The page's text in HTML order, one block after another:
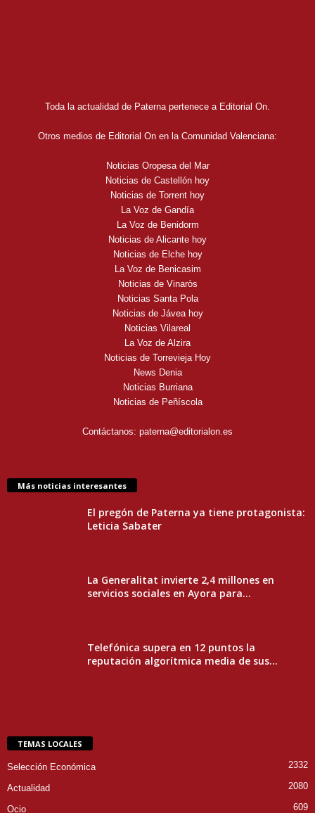
Toda la actualidad de Paterna pertenece a Editorial On.
Otros medios de Editorial On en la Comunidad Valenciana:
Noticias Oropesa del Mar
Noticias de Castellón hoy
Noticias de Torrent hoy
La Voz de Gandía
La Voz de Benidorm
Noticias de Alicante hoy
Noticias de Elche hoy
La Voz de Benicasim
Noticias de Vinaròs
Noticias Santa Pola
Noticias de Jávea hoy
Noticias Vilareal
La Voz de Alzira
Noticias de Torrevieja Hoy
News Denia
Noticias Burriana
Noticias de Peñíscola
Contáctanos: paterna@editorialon.es
Más noticias interesantes
El pregón de Paterna ya tiene protagonista:
Leticia Sabater
La Generalitat invierte 2,4 millones en
servicios sociales en Ayora para...
Telefónica supera en 12 puntos la
reputación algorítmica media de sus...
TEMAS LOCALES
Selección Económica 2332
Actualidad 2080
Ocio 609